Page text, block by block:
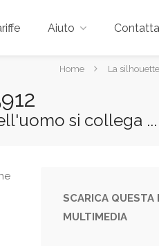
Aiuto
Home La
si collega ...
SCARICA QUESTA
MULTIMEDIA